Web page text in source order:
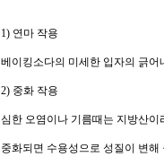
1) 연마 작용
베이킹소다의 미세한 입자의 긁
2) 중화 작용
심한 오염이나 기름때는 지방산
중화되면 수용성으로 성질이 변